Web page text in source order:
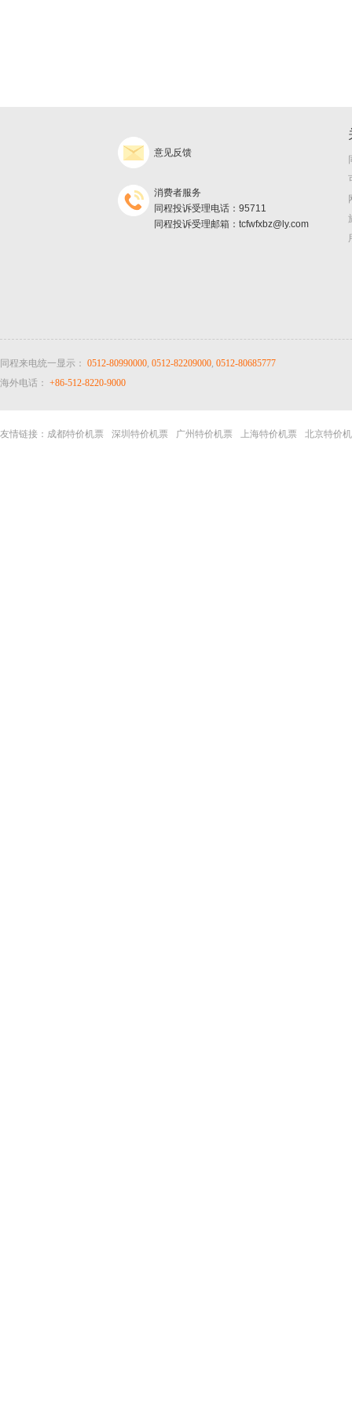
意见反馈
消费者服务
同程投诉受理电话：95711
同程投诉受理邮箱：tcfwfxbz@ly.com
同程来电统一显示： 0512-80990000, 0512-82209000, 0512-80685777
海外电话： +86-512-8220-9000
友情链接： 成都特价机票 深圳特价机票 广州特价机票 上海特价机票 北京特价